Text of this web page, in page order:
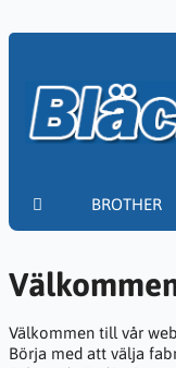
BROTHER
Välkommen till vår
Börja med att välja